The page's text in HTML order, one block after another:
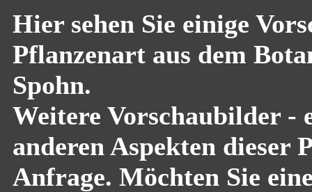
Hier sehen Sie einige
Pflanzenart aus dem
Spohn.
Weitere Vorschaubilder -
anderen Aspekten dieser
Anfrage. Möchten Sie